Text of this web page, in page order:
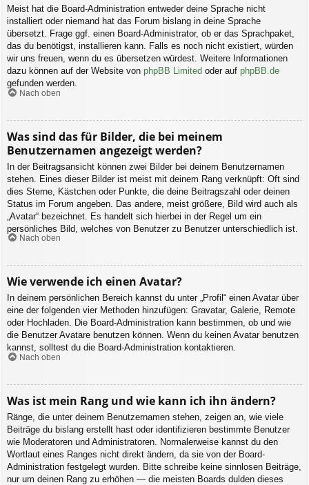
Meist hat die Board-Administration entweder deine Sprache nicht
installiert oder niemand hat das Forum bislang in deine Sprache
übersetzt. Frage ggf. einen Board-Administrator, ob er das Sprachpaket,
das du benötigst, installieren kann. Falls es noch nicht existiert, würden
wir uns freuen, wenn du es übersetzen würdest. Weitere Informationen
dazu können auf der Website von phpBB Limited oder auf phpBB.de
gefunden werden.
Nach oben
Was sind das für Bilder, die bei meinem
Benutzernamen angezeigt werden?
In der Beitragsansicht können zwei Bilder bei deinem Benutzernamen
stehen. Eines dieser Bilder ist meist mit deinem Rang verknüpft: Oft sind
dies Sterne, Kästchen oder Punkte, die deine Beitragszahl oder deinen
Status im Forum angeben. Das andere, meist größere, Bild wird auch als
„Avatar“ bezeichnet. Es handelt sich hierbei in der Regel um ein
persönliches Bild, welches von Benutzer zu Benutzer unterschiedlich ist.
Nach oben
Wie verwende ich einen Avatar?
In deinem persönlichen Bereich kannst du unter „Profil“ einen Avatar über
eine der folgenden vier Methoden hinzufügen: Gravatar, Galerie, Remote
oder Hochladen. Die Board-Administration kann bestimmen, ob und wie
die Benutzer Avatare benutzen können. Wenn du keinen Avatar benutzen
kannst, solltest du die Board-Administration kontaktieren.
Nach oben
Was ist mein Rang und wie kann ich ihn ändern?
Ränge, die unter deinem Benutzernamen stehen, zeigen an, wie viele
Beiträge du bislang erstellt hast oder identifizieren bestimmte Benutzer
wie Moderatoren und Administratoren. Normalerweise kannst du den
Wortlaut eines Ranges nicht direkt ändern, da sie von der Board-
Administration festgelegt wurden. Bitte schreibe keine sinnlosen Beiträge,
nur um deinen Rang zu erhöhen — die meisten Boards dulden dieses